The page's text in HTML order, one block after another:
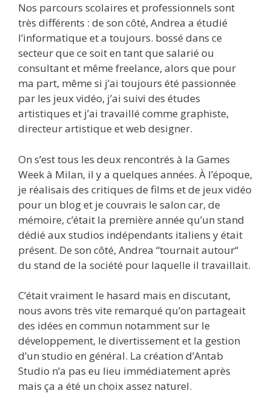
Nos parcours scolaires et professionnels sont
très différents : de son côté, Andrea a étudié
l’informatique et a toujours. bossé dans ce
secteur que ce soit en tant que salarié ou
consultant et même freelance, alors que pour
ma part, même si j’ai toujours été passionnée
par les jeux vidéo, j’ai suivi des études
artistiques et j’ai travaillé comme graphiste,
directeur artistique et web designer.
On s’est tous les deux rencontrés à la Games
Week à Milan, il y a quelques années. À l’époque,
je réalisais des critiques de films et de jeux vidéo
pour un blog et je couvrais le salon car, de
mémoire, c’était la première année qu’un stand
dédié aux studios indépendants italiens y était
présent. De son côté, Andrea “tournait autour“
du stand de la société pour laquelle il travaillait.
C’était vraiment le hasard mais en discutant,
nous avons très vite remarqué qu’on partageait
des idées en commun notamment sur le
développement, le divertissement et la gestion
d’un studio en général. La création d’Antab
Studio n’a pas eu lieu immédiatement après
mais ça a été un choix assez naturel.